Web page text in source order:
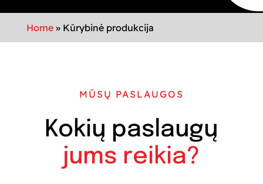
Home» Kūrybinė produkcija
MŪSŲ PASLAUGOS
Kokių paslaugų
jums reikia?